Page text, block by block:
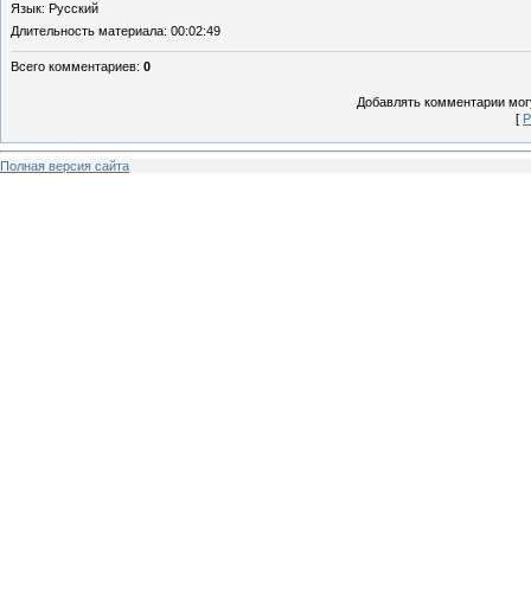
Язык: Русский
Длительность материала: 00:02:49
Всего комментариев: 0
Добавлять комментарии
[
Полная версия сайта